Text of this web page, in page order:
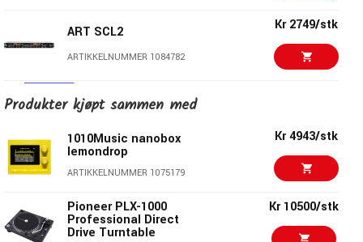
ART SCL2
ARTIKKELNUMMER 1084782
Kr 2749/stk
ARTURIA Bus FORCE
ARTIKKELNUMMER 1090217
ARTIKKELNUMMER 1086434
Produkter kjøpt sammen med
1010Music nanobox
lemondrop
ARTIKKELNUMMER 1075179
Kr 4943/stk
Pioneer PLX-1000
Professional Direct
Drive Turntable
Kr 10500/stk